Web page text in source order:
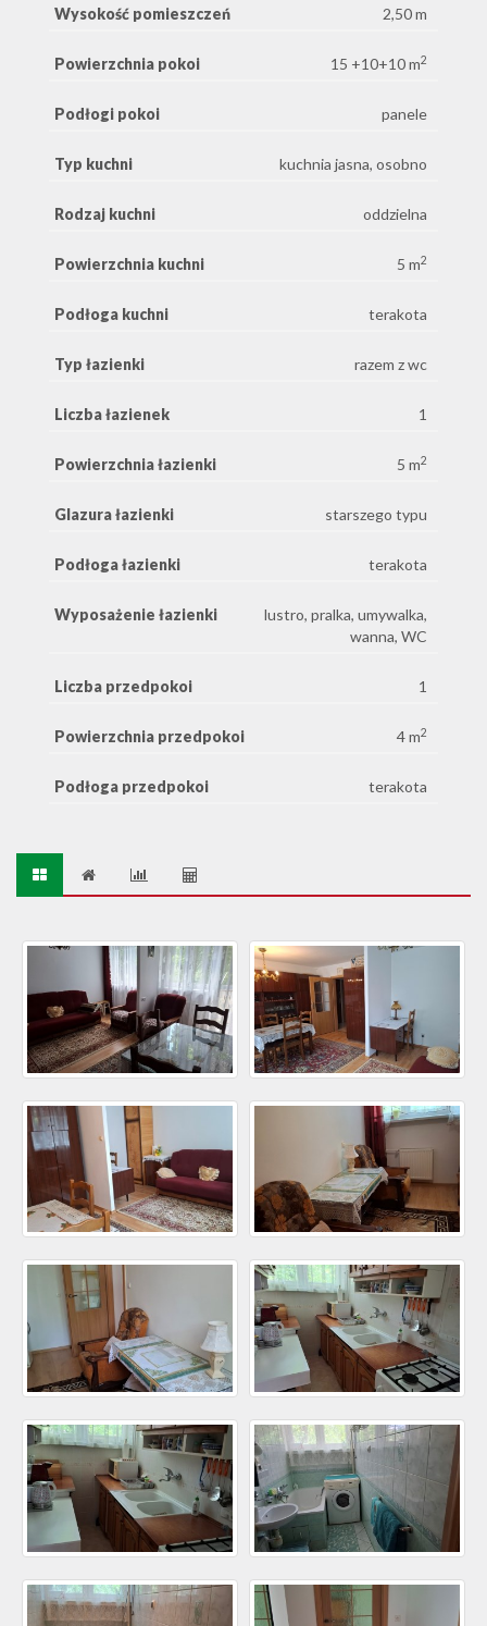
Wysokość pomieszczeń 2,50 m
Powierzchnia pokoi 15 +10+10 m2
Podłogi pokoi panele
Typ kuchni kuchnia jasna, osobno
Rodzaj kuchni oddzielna
Powierzchnia kuchni 5 m2
Podłoga kuchni terakota
Typ łazienki razem z wc
Liczba łazienek 1
Powierzchnia łazienki 5 m2
Glazura łazienki starszego typu
Podłoga łazienki terakota
Wyposażenie łazienki
lustro, pralka, umywalka,
wanna, WC
Liczba przedpokoi 1
Powierzchnia przedpokoi 4 m2
Podłoga przedpokoi terakota